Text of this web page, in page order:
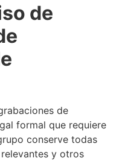
de
de
formal que requiere
conserve todas
y otros